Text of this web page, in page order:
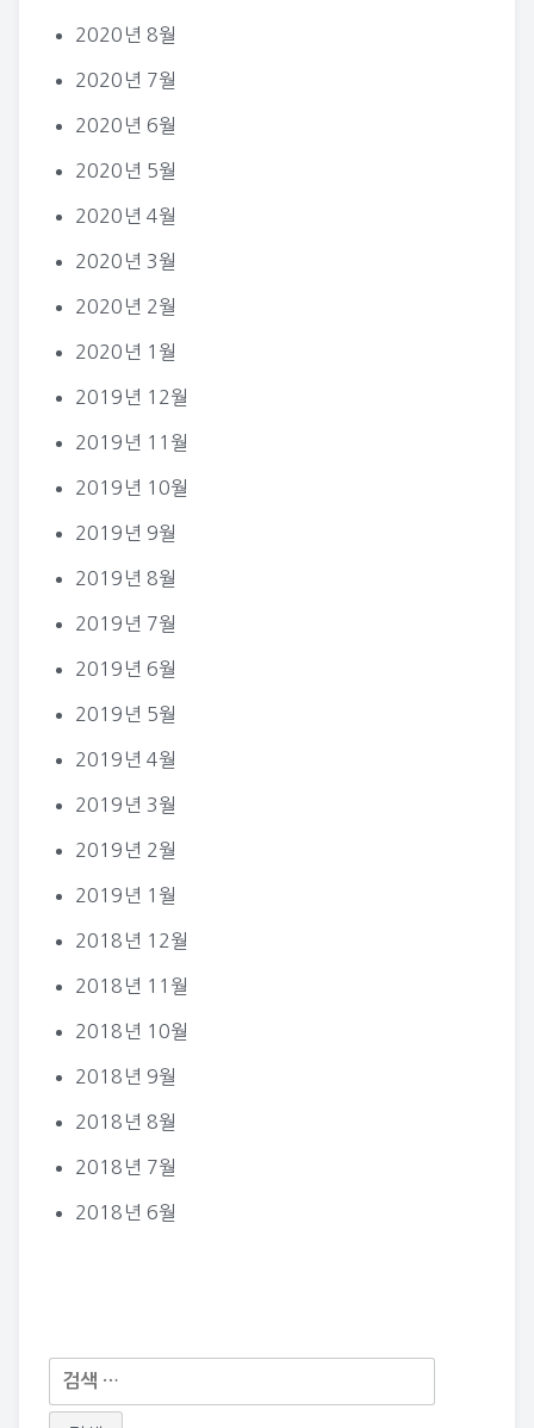
2020년 8월
2020년 7월
2020년 6월
2020년 5월
2020년 4월
2020년 3월
2020년 2월
2020년 1월
2019년 12월
2019년 11월
2019년 10월
2019년 9월
2019년 8월
2019년 7월
2019년 6월
2019년 5월
2019년 4월
2019년 3월
2019년 2월
2019년 1월
2018년 12월
2018년 11월
2018년 10월
2018년 9월
2018년 8월
2018년 7월
2018년 6월
다
음